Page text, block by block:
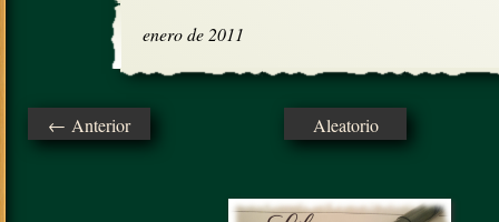
enero de 2011
← Anterior Aleatorio